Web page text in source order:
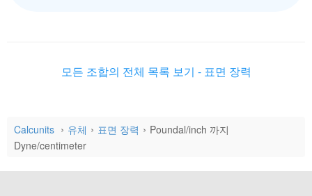
모든 조합의 전체 목록 보기 - 표면 장력
Calcunits 유체 표면 장력
Poundal/inch 까지
Dyne/centimeter